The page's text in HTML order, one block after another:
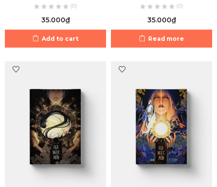
(0)
35.000₫
Add to cart
(0)
35.000₫
Read more